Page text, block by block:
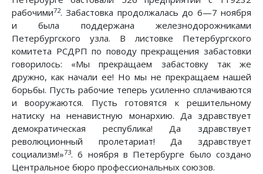
рабочими72. Забастовка продолжалась до 6—7 ноября
и была поддержана железнодорожниками
Петербургского узла. В листовке Петербургского
комитета РСДРП по поводу прекращения забастовки
говорилось: «Мы прекращаем забастовку так же
дружно, как начали ее! Но мы не прекращаем нашей
борьбы. Пусть рабочие теперь усиленно сплачиваются
и вооружаются. Пусть готовятся к решительному
натиску на ненавистную монархию. Да здравствует
демократическая республика! Да здравствует
революционный пролетариат! Да здравствует
социализм!»73. 6 ноября в Петербурге было создано
Центральное бюро профессиональных союзов.